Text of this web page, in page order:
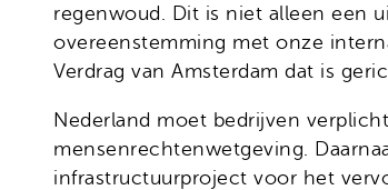
regenwoud. Dit is niet alleen een
overeenstemming met onze
Verdrag van Amsterdam dat is
Nederland moet bedrijven
mensenrechtenwetgeving.
infrastructuurproject voor het